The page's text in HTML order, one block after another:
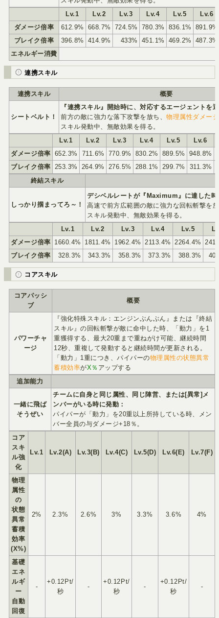
Lv.1
Lv.2 Lv.3 Lv.4 Lv.5
Lv.6
ダメージ倍率
612.9% 668.7% 724.5% 780.3% 836.1%
891.9%
ブレイク倍率
396.8% 414.9% 433% 451.1% 469.2%
487.3%
エネルギー消費
連携スキル
連携スキル 概要
シートベルト！
『連携スキル』開始時に、対応するエージェントを
前方の敵に強力な落下攻撃を放ち、物理属性ダメージ
スキル発動中、無敵効果を得る。
Lv.1
Lv.2 Lv.3 Lv.4 Lv.5
Lv.6
ダメージ倍率 652.3% 711.6% 770.9% 830.2% 889.5% 948.8%
ブレイク倍率
253.3% 264.9% 276.5% 288.1% 299.7%
311.3%
終結スキル
しっかり掴まってろ～！
デシベルレートが『Maximum』に達した時
高速で前方広範囲の敵に強力な回転斬撃を
スキル発動中、無敵効果を得る。
Lv.1
Lv.2 Lv.3 Lv.4 Lv.5
ダメージ倍率 1660.4% 1811.4% 1962.4% 2113.4% 2264.4%
ブレイク倍率
328.3% 343.3% 358.3% 373.3% 388.3%
コアスキル
コアパッシ
ブ
概要
パワーチャ
ージ
『強化特殊スキル：エンジンぶんぶん』または『終結
スキル』の回転斬撃が敵に命中した時、「動力」を1
重獲得する、最大20重まで重ねがけ可能、継続時間
12秒、重複して発動すると継続時間が更新される。
「動力」1重につき、パイパーの物理属性の状態異常
蓄積効率がX％ アップする
追加能力
一緒に飛ば
そうぜい
チームに自身と同じ属性、同じ陣営、または[異常]メ
ンバーがいる時に発動：
パイパーが「動力」を20重以上所持している時、メン
バー全員の与ダメージ+18％。
コア
スキ
ル強
化
Lv.1 Lv.2(A) Lv.3(B) Lv.4(C) Lv.5(D) Lv.6(E) Lv.7(F)
物理
属性
の
状態
異常
蓄積
効率
(X%)
2% 2.3% 2.6% 3% 3.3% 3.6% 4%
基礎
エネ
ルギ
ー
自動
回復
-
+0.12Pt/
秒
-
+0.12Pt/
秒
-
+0.12Pt/
秒
-